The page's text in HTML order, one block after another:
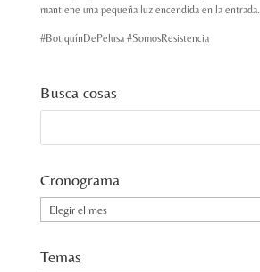
mantiene una pequeña luz encendida en la entrada.
#BotiquínDePelusa #SomosResistencia
Busca cosas
Cronograma
Cronograma
Temas